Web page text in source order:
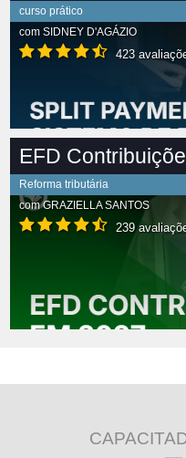
curso prático
com SIDNEY D'AGÁZIO
423
EFD
Reforma tributária
comGRAZIELLA SANTOS
239